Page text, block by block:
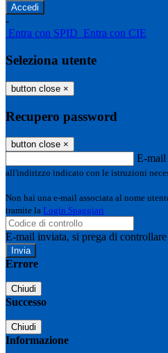
-
Entra con SPID Entra con CIE
Seleziona utente
button close ×
Recupero password
button close ×
E-mail
all'indirizzo indicato con le istruzioni
Non hai una e-mail associata al nome
tramite la Login Spaggiari
E-mail inviata, si prega di
Errore
Chiudi
Successo
Chiudi
Informazione